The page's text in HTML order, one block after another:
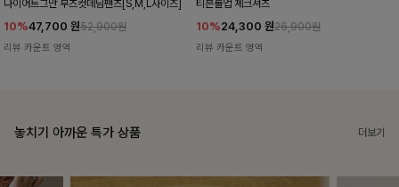
다이어트그만 부츠컷데님팬츠[S,M,L사이즈]
10%47,700 원52,900원
리뷰 카운트 영역
티븐롤업 체크셔츠
10%24,300 원26,900원
리뷰 카운트 영역
놓치기 아까운 특가 상품 더보기